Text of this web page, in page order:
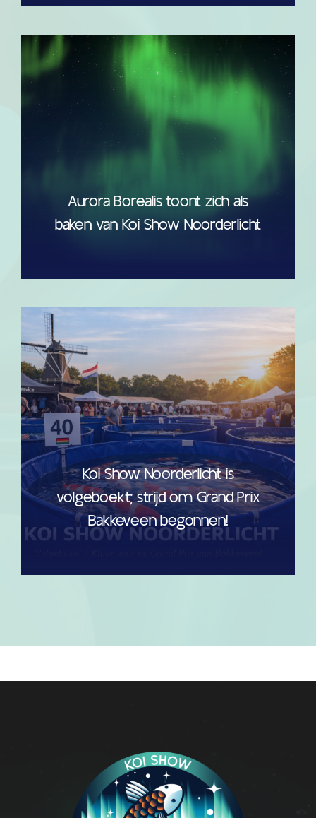
Aurora Borealis toont zich als
baken van Koi Show Noorderlicht
Koi Show Noorderlicht is
volgeboekt; strijd om Grand Prix
Bakkeveen begonnen!